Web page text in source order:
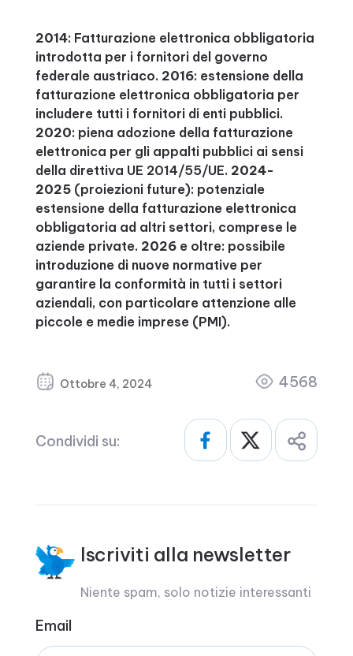
2014: Fatturazione elettronica obbligatoria
introdotta per i fornitori del governo
federale austriaco. 2016: estensione della
fatturazione elettronica obbligatoria per
includere tutti i fornitori di enti pubblici.
2020: piena adozione della fatturazione
elettronica per gli appalti pubblici ai sensi
della direttiva UE 2014/55/UE. 2024-
2025(proiezioni future): potenziale
estensione della fatturazione elettronica
obbligatoria ad altri settori, comprese le
aziende private. 2026e oltre: possibile
introduzione di nuove normative per
garantire la conformità in tutti i settori
aziendali, con particolare attenzione alle
piccole e medie imprese (PMI).
Ottobre 4, 2024 4568
Condividi su:
Iscriviti alla newsletter
Niente spam, solo notizie interessanti
Email